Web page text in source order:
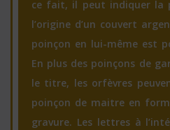
ce fait, il peut indiquer la
l’origine d’un couvert
poinçon en lui-même est
En plus des poinçons de
le titre, les orfèvres
poinçon de maitre en
gravure. Les lettres à